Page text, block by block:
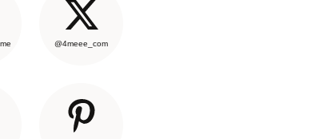
@4meee_com